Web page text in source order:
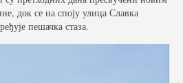
док се на споју улица Славка
пешачка стаза.